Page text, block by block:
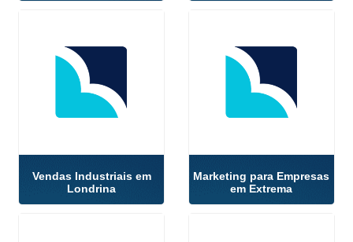
Vendas Industriais em
Londrina
Marketing para Empresas
em Extrema